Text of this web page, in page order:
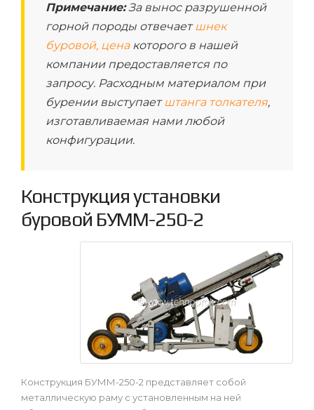
Примечание:За вынос разрушенной
горной породы отвечаетшнек
буровой, ценакоторого в нашей
компании предоставляется по
запросу. Расходным материалом при
бурении выступаетштанга толкателя,
изготавливаемая нами любой
конфигурации.
Конструкция установки
буровой БУММ-250-2
Конструкция БУММ-250-2 представляет собой
металлическую раму с установленным на ней